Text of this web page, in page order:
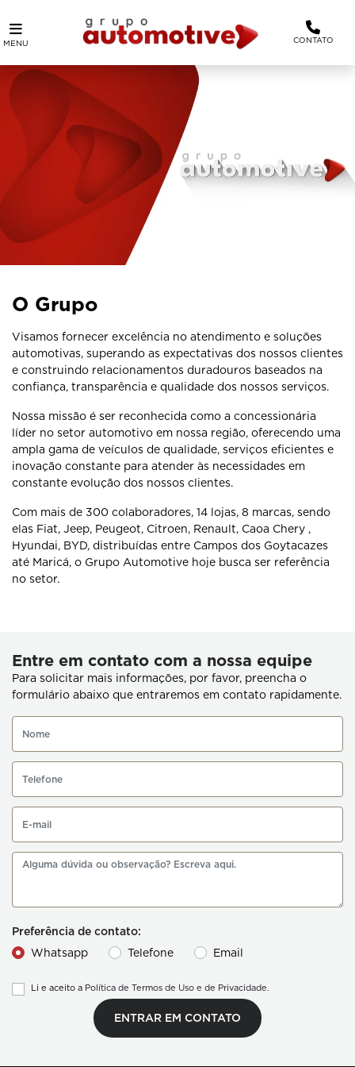
MENU CONTATO
O Grupo
Visamos fornecer excelência no atendimento e soluções
automotivas, superando as expectativas dos nossos clientes
e construindo relacionamentos duradouros baseados na
confiança, transparência e qualidade dos nossos serviços.
Nossa missão é ser reconhecida como a concessionária
líder no setor automotivo em nossa região, oferecendo uma
ampla gama de veículos de qualidade, serviços eficientes e
inovação constante para atender às necessidades em
constante evolução dos nossos clientes.
Com mais de 300 colaboradores, 14 lojas, 8 marcas, sendo
elas Fiat, Jeep, Peugeot, Citroen, Renault, Caoa Chery ,
Hyundai, BYD, distribuídas entre Campos dos Goytacazes
até Maricá, o Grupo Automotive hoje busca ser referência
no setor.
Entre em contato com a nossa equipe
Para solicitar mais informações, por favor, preencha o
formulário abaixo que entraremos em contato rapidamente.
Preferência de contato:
Whatsapp
Telefone Email
Li e aceito a Política de Termos de Uso e de Privacidade.
ENTRAR EM CONTATO